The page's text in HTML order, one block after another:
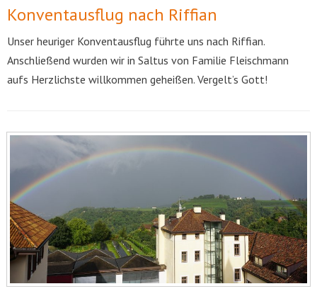
Konventausflug nach Riffian
Unser heuriger Konventausflug führte uns nach Riffian.
Anschließend wurden wir in Saltus von Familie Fleischmann
aufs Herzlichste willkommen geheißen. Vergelt’s Gott!